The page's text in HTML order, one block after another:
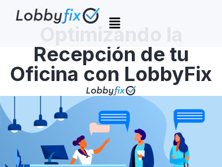
Optimizando la
Recepción de tu
Oficina con LobbyFix